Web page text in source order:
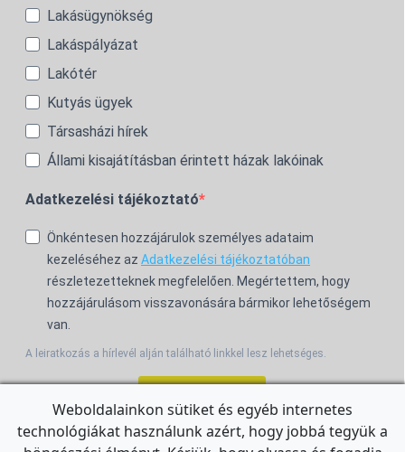
Lakásügynökség
Lakáspályázat
Lakótér
Kutyás ügyek
Társasházi hírek
Állami kisajátításban érintett házak lakóinak
Adatkezelési tájékoztató
Önkéntesen hozzájárulok személyes adataim
kezeléséhez az Adatkezelési tájékoztatóban
részletezetteknek megfelelően. Megértettem, hogy
hozzájárulásom visszavonására bármikor lehetőségem
van.
A leiratkozás a hírlevél alján található linkkel lesz lehetséges.
For the English Newsletter, clickHERE.
Weboldalainkon sütiket és egyéb internetes
technológiákat használunk azért, hogy jobbá tegyük a